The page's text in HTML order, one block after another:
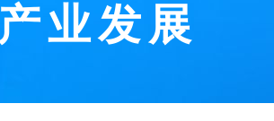
产业发展